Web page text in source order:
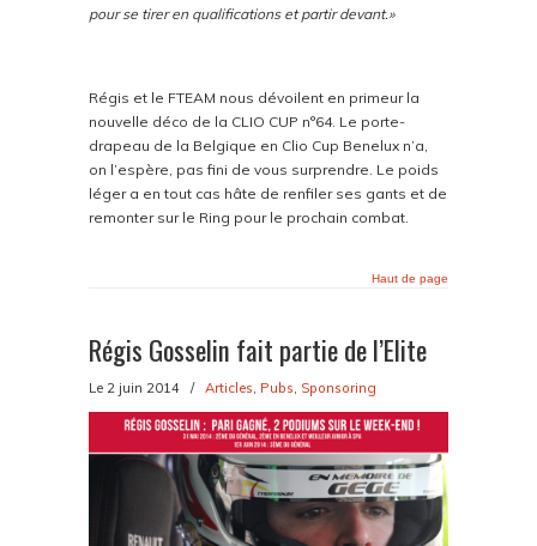
pour se tirer en qualifications et partir devant.»
Régis et le FTEAM nous dévoilent en primeur la
nouvelle déco de la CLIO CUP n°64. Le porte-
drapeau de la Belgique en Clio Cup Benelux n’a,
on l’espère, pas fini de vous surprendre. Le poids
léger a en tout cas hâte de renfiler ses gants et de
remonter sur le Ring pour le prochain combat.
Haut de page
Régis Gosselin fait partie de l’Elite
Le 2 juin 2014 / Articles, Pubs, Sponsoring